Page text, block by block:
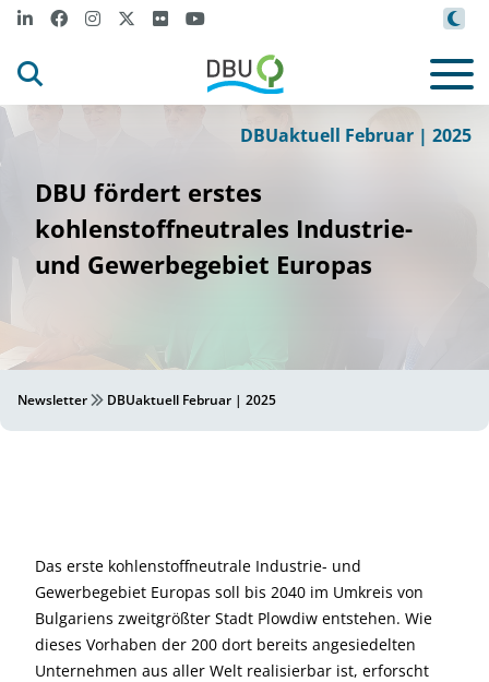
©
J ö
r g
Le f
èv r
e /
DBUaktuell Februar | 2025
DBU fördert erstes
kohlenstoffneutrales Industrie-
und Gewerbegebiet Europas
Newsletter DBUaktuell Februar | 2025
Das erste kohlenstoffneutrale Industrie- und
Gewerbegebiet Europas soll bis 2040 im Umkreis von
Bulgariens zweitgrößter Stadt Plowdiw entstehen. Wie
dieses Vorhaben der 200 dort bereits angesiedelten
Unternehmen aus aller Welt realisierbar ist, erforscht